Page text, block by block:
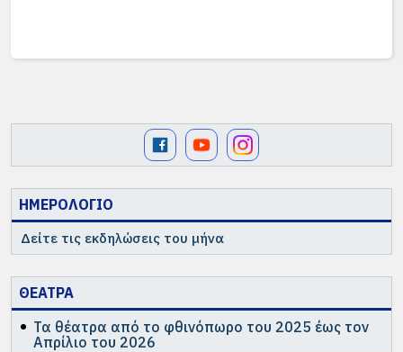
ΗΜΕΡΟΛΟΓΙΟ
Δείτε τις εκδηλώσεις του μήνα
ΘΕΑΤΡΑ
Τα θέατρα από το φθινόπωρο του 2025 έως τον
Απρίλιο του 2026